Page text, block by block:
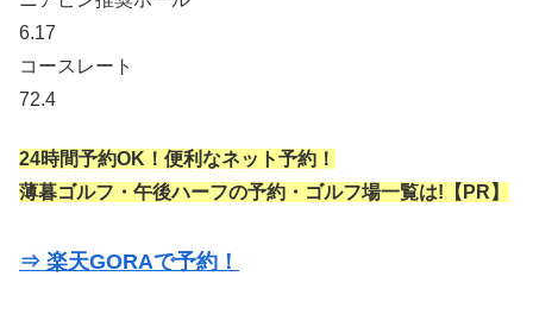
6.17
コースレート
72.4
24時間予約OK！便利なネット予約！
薄暮ゴルフ・午後ハーフの予約・ゴルフ場一覧は!【PR】
⇒ 楽天GORAで予約！